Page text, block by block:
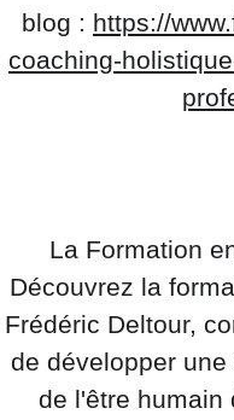
blog : https://
coaching-
La Formation
Découvrez la
Frédéric Deltour,
de développer
de l'être humain